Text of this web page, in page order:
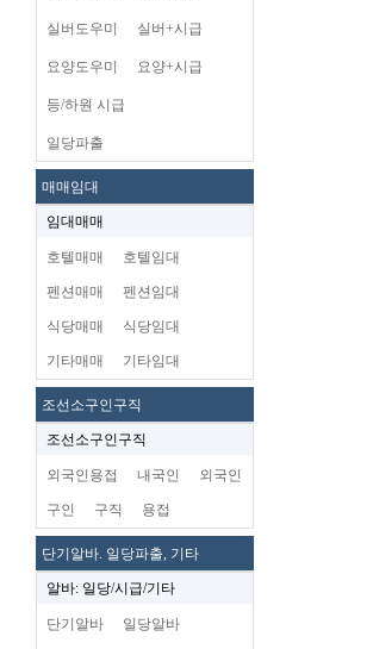
실버도우미 실버+시급
요양도우미 요양+시급
등/하원 시급
일당파출
매매임대
임대매매
호텔매매 호텔임대
펜션매매 펜션임대
식당매매 식당임대
기타매매 기타임대
조선소구인구직
조선소구인구직
외국인용접 내국인 외국인
구인 구직 용접
단기알바. 일당파출, 기타
알바: 일당/시급/기타
단기알바 일당알바